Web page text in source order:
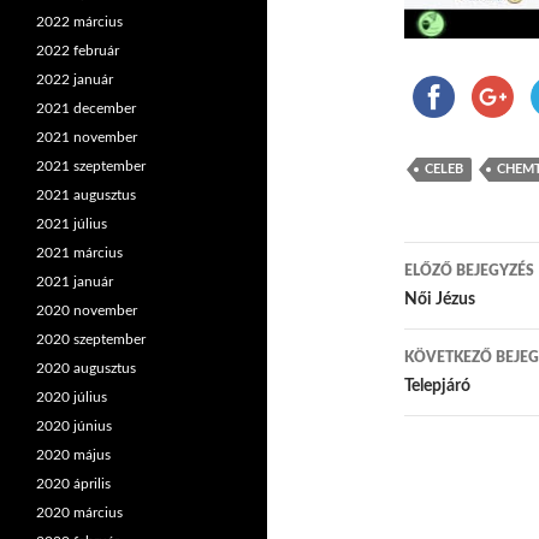
CELEB
ELŐZŐ BEJEGYZÉS
Női Jézus
KÖVETKEZŐ
Telepjáró
2022 március
2022 február
2022 január
2021 december
2021 november
2021 szeptember
2021 augusztus
2021 július
2021 március
2021 január
2020 november
2020 szeptember
2020 augusztus
2020 július
2020 június
2020 május
2020 április
2020 március